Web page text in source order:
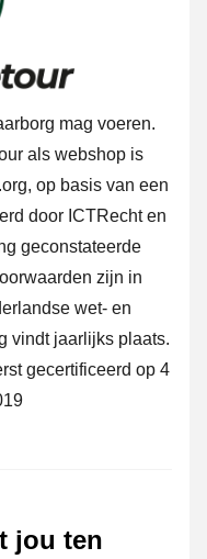
mag voeren.
als webshop is
op basis van een
door ICTRecht en
geconstateerde
zijn in
wet- en
vindt jaarlijks plaats.
gecertificeerd op 4
jou ten